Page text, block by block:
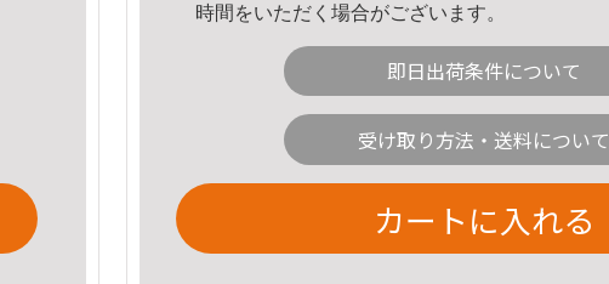
時間をいただく場合がございます。
即日出荷条件について
受け取り方法・送料について
カートに入れる